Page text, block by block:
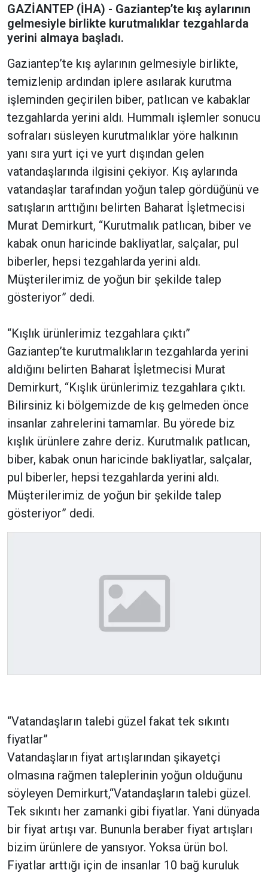
GAZİANTEP (İHA) - Gaziantep’te kış aylarının
gelmesiyle birlikte kurutmalıklar tezgahlarda
yerini almaya başladı.
Gaziantep’te kış aylarının gelmesiyle birlikte,
temizlenip ardından iplere asılarak kurutma
işleminden geçirilen biber, patlıcan ve kabaklar
tezgahlarda yerini aldı. Hummalı işlemler sonucu
sofraları süsleyen kurutmalıklar yöre halkının
yanı sıra yurt içi ve yurt dışından gelen
vatandaşlarında ilgisini çekiyor. Kış aylarında
vatandaşlar tarafından yoğun talep gördüğünü ve
satışların arttığını belirten Baharat İşletmecisi
Murat Demirkurt, “Kurutmalık patlıcan, biber ve
kabak onun haricinde bakliyatlar, salçalar, pul
biberler, hepsi tezgahlarda yerini aldı.
Müşterilerimiz de yoğun bir şekilde talep
gösteriyor” dedi.
“Kışlık ürünlerimiz tezgahlara çıktı”
Gaziantep’te kurutmalıkların tezgahlarda yerini
aldığını belirten Baharat İşletmecisi Murat
Demirkurt, “Kışlık ürünlerimiz tezgahlara çıktı.
Bilirsiniz ki bölgemizde de kış gelmeden önce
insanlar zahrelerini tamamlar. Bu yörede biz
kışlık ürünlere zahre deriz. Kurutmalık patlıcan,
biber, kabak onun haricinde bakliyatlar, salçalar,
pul biberler, hepsi tezgahlarda yerini aldı.
Müşterilerimiz de yoğun bir şekilde talep
gösteriyor” dedi.
“Vatandaşların talebi güzel fakat tek sıkıntı
fiyatlar”
Vatandaşların fiyat artışlarından şikayetçi
olmasına rağmen taleplerinin yoğun olduğunu
söyleyen Demirkurt,“Vatandaşların talebi güzel.
Tek sıkıntı her zamanki gibi fiyatlar. Yani dünyada
bir fiyat artışı var. Bununla beraber fiyat artışları
bizim ürünlere de yansıyor. Yoksa ürün bol.
Fiyatlar arttığı için de insanlar 10 bağ kuruluk